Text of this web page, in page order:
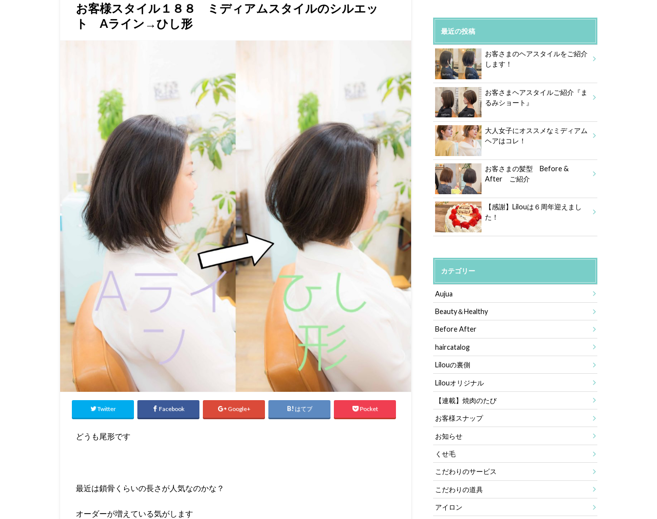
お客様スタイル１８８ ミディアムスタイルのシルエッ
ト Aライン→ひし形
Twitter Facebook Google+ はてブ Pocket
どうも尾形です
最近は鎖骨くらいの長さが人気なのかな？
オーダーが増えている気がします
最近の投稿
お客さまのヘアスタイルをご紹介
します！
お客さまヘアスタイルご紹介『ま
るみショート』
大人女子にオススメなミディアム
ヘアはコレ！
お客さまの髪型 Before &
After ご紹介
【感謝】Lilouは６周年迎えまし
た！
カテゴリー
Aujua
Beauty＆Healthy
Before After
haircatalog
Lilouの裏側
Lilouオリジナル
【連載】焼肉のたび
お客様スナップ
お知らせ
くせ毛
こだわりのサービス
こだわりの道具
アイロン